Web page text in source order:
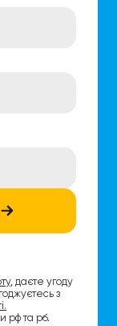
, даєте угоду
з
рф та рб.